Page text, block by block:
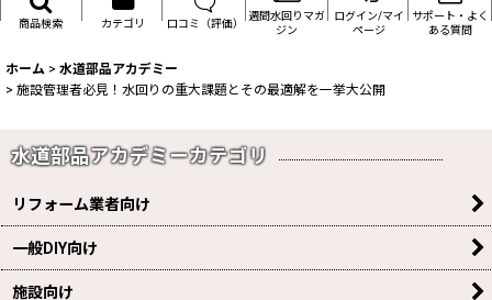
商品検索 カテゴリ 口コミ（評価）
週間水回りマガ
ジン
ログイン/マイ
ページ
サポート・よく
ある質問
ホーム > 水道部品アカデミー
> 施設管理者必見！水回りの重大課題とその最適解を一挙大公開
水道部品アカデミーカテゴリ
リフォーム業者向け
一般DIY向け
施設向け